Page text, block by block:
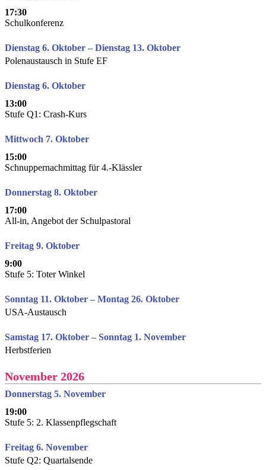
17:30
Schulkonferenz
Dienstag 6. Oktober – Dienstag 13. Oktober
Polenaustausch in Stufe EF
Dienstag 6. Oktober
13:00
Stufe Q1: Crash-Kurs
Mittwoch 7. Oktober
15:00
Schnuppernachmittag für 4.-Klässler
Donnerstag 8. Oktober
17:00
All-in, Angebot der Schulpastoral
Freitag 9. Oktober
9:00
Stufe 5: Toter Winkel
Sonntag 11. Oktober – Montag 26. Oktober
USA-Austausch
Samstag 17. Oktober – Sonntag 1. November
Herbstferien
November 2026
Donnerstag 5. November
19:00
Stufe 5: 2. Klassenpflegschaft
Freitag 6. November
Stufe Q2: Quartalsende